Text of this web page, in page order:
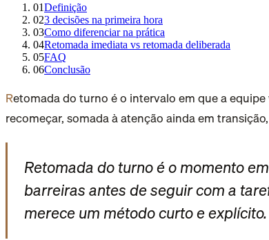
01Definição
023 decisões na primeira hora
03Como diferenciar na prática
04Retomada imediata vs retomada deliberada
05FAQ
06Conclusão
Retomada do turno é o intervalo em que a equipe volta da pausa e precisa recuperar contexto, ritmo e critério antes de tocar atividade crítica. Ela importa porque a pressa de
recomeçar, somada à atenção ainda em
Retomada do turno é o momento
barreiras antes de seguir com a
merece um método curto e explícito.